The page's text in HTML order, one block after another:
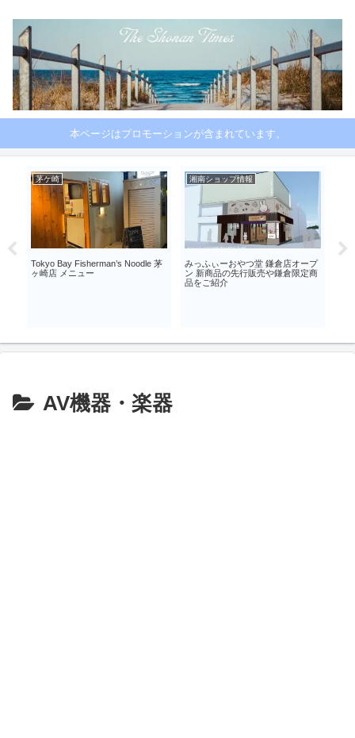
本ページはプロモーションが含まれています。
茅ケ崎
Tokyo Bay Fisherman’s Noodle 茅
ヶ崎店 メニュー
湘南ショップ情報
みっふぃーおやつ堂 鎌倉店オープ
ン 新商品の先行販売や鎌倉限定商
品をご紹介
AV機器・楽器